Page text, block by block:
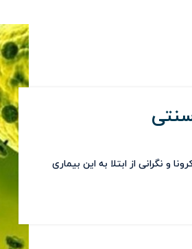
و نگرانی از ابتلا به این بیماری